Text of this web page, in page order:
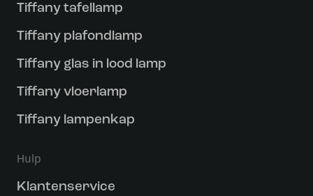
Tiffany tafellamp
Tiffany plafondlamp
Tiffany glas in lood lamp
Tiffany vloerlamp
Tiffany lampenkap
Hulp
Klantenservice